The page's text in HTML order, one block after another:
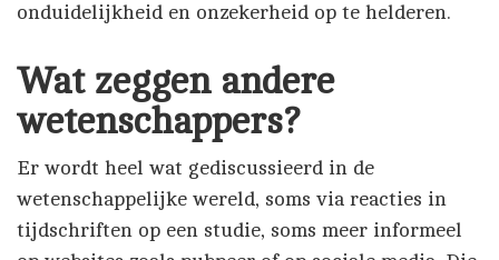
onduidelijkheid en onzekerheid op te helderen.
Wat zeggen andere
wetenschappers?
Er wordt heel wat gediscussieerd in de
wetenschappelijke wereld, soms via reacties in
tijdschriften op een studie, soms meer informeel